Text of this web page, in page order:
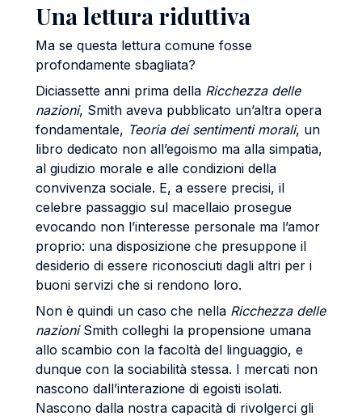
Una lettura riduttiva
Ma se questa lettura comune fosse
profondamente sbagliata?
Diciassette anni prima della Ricchezza delle
nazioni, Smith aveva pubblicato un’altra opera
fondamentale, Teoria dei sentimenti morali, un
libro dedicato non all’egoismo ma alla simpatia,
al giudizio morale e alle condizioni della
convivenza sociale. E, a essere precisi, il
celebre passaggio sul macellaio prosegue
evocando non l’interesse personale ma l’amor
proprio: una disposizione che presuppone il
desiderio di essere riconosciuti dagli altri per i
buoni servizi che si rendono loro.
Non è quindi un caso che nella Ricchezza delle
nazioniSmith colleghi la propensione umana
allo scambio con la facoltà del linguaggio, e
dunque con la sociabilità stessa. I mercati non
nascono dall’interazione di egoisti isolati.
Nascono dalla nostra capacità di rivolgerci gli